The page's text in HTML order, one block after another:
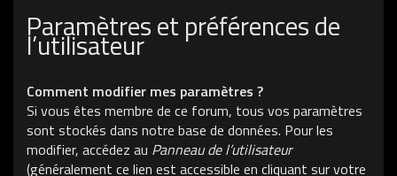
Paramètres et préférences de
l’utilisateur
Comment modifier mes paramètres ?
Si vous êtes membre de ce forum, tous vos paramètres
sont stockés dans notre base de données. Pour les
modifier, accédez au Panneau de l’utilisateur
(généralement ce lien est accessible en cliquant sur votre